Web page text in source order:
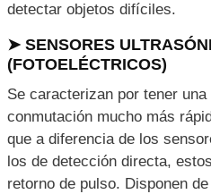
detectar objetos difíciles.
➤ SENSORES
(FOTOELÉCTRICOS)
Se caracterizan por tener
conmutación mucho más
que a diferencia de los
los de detección directa,
retorno de pulso. Disponen